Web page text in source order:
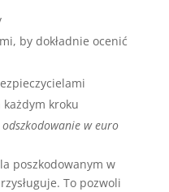
by dokładnie ocenić
kroku
odszkodowanie w euro
poszkodowanym w
To pozwoli